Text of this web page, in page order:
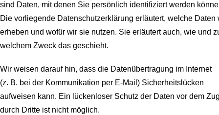
sind Daten, mit denen Sie persönlich identifiziert werden
Die vorliegende Datenschutzerklärung erläutert, welche Daten
erheben und wofür wir sie nutzen. Sie erläutert auch, wie und
welchem Zweck das geschieht.
Wir weisen darauf hin, dass die Datenübertragung im Internet
(z. B. bei der Kommunikation per E-Mail) Sicherheitslücken
aufweisen kann. Ein lückenloser Schutz der Daten vor dem
durch Dritte ist nicht möglich.